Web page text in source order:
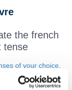
the french
tense
of your choice,